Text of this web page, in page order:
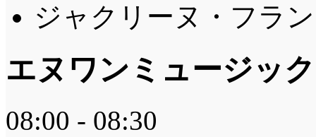
ジャクリーヌ・フラ
エヌワンミュージッ
08:00 - 08:30